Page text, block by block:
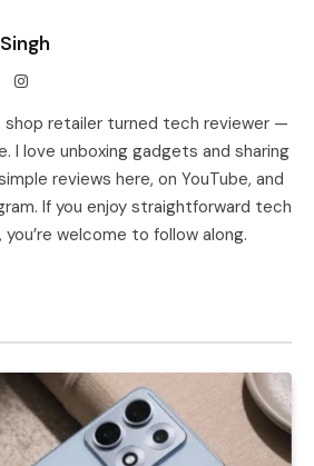
Instagram
shop retailer turned tech reviewer —
I love unboxing gadgets and sharing
reviews here, on YouTube, and
If you enjoy straightforward tech
welcome to follow along.